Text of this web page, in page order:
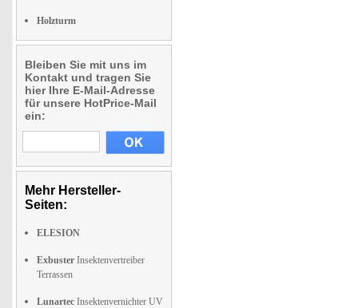
Holzturm
Bleiben Sie mit uns im
Kontakt und tragen Sie
hier Ihre E-Mail-Adresse
für unsere HotPrice-Mail
ein:
Mehr Hersteller-
Seiten:
ELESION
Exbuster Insektenvertreiber
Terrassen
Lunartec Insektenvernichter UV